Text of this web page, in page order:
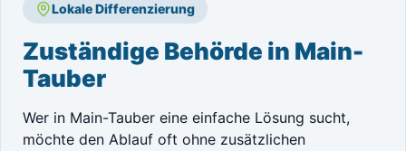
Lokale Differenzierung
Zuständige Behörde in Main-
Tauber
Wer in Main-Tauber eine einfache Lösung sucht,
möchte den Ablauf oft ohne zusätzlichen